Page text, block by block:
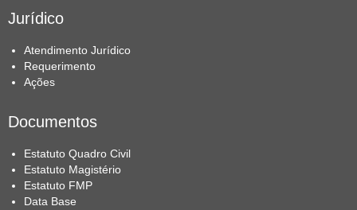
Jurídico
Atendimento Jurídico
Requerimento
Ações
Documentos
Estatuto Quadro Civil
Estatuto Magistério
Estatuto FMP
Data Base